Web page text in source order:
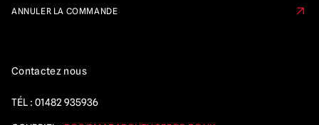
ANNULER LA COMMANDE
Contactez nous
TÉL : 01482 935936